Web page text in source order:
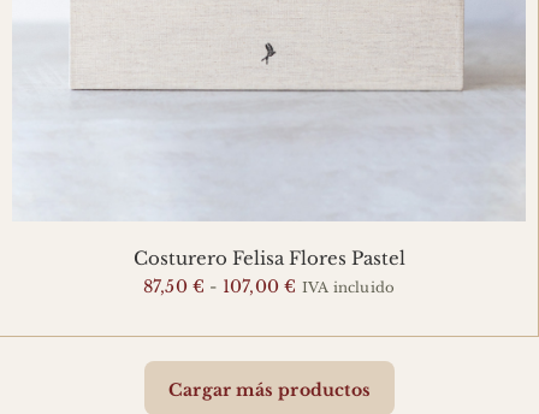
Costurero Felisa Flores Pastel
87,50 € - 107,00€ Rango
precios:
87,50 €
IVA incluido
Cargar más productos